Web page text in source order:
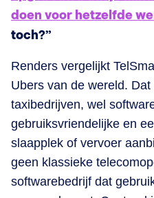
doen voor hetzelfde
toch?”
Renders vergelijkt
Ubers van de wereld.
taxibedrijven, wel
gebruiksvriendelijke en
slaapplek of vervoer
geen klassieke
softwarebedrijf dat